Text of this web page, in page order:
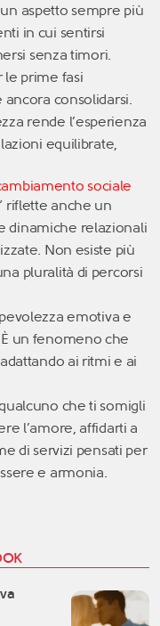
aspetto sempre più
in cui sentirsi
senza timori.
le prime fasi
consolidarsi.
rende l’esperienza
equilibrate,
sociale
riflette anche un
dinamiche relazionali
Non esiste più
pluralità di percorsi
emotiva e
un fenomeno che
ai ritmi e ai
che ti somigli
l’amore, affidarti a
di servizi pensati per
e armonia.